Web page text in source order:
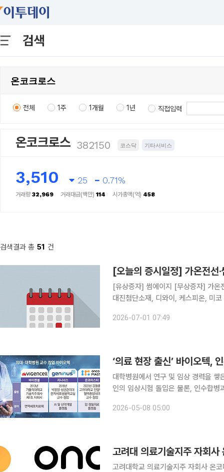
검색
전체 1주 1개월 1년 직접입력
온코크로스 382150 코스닥 기타서비스
3,510 25 0.71%
거래량32,969 거래대금(백만) 114 시가총액(억) 458
검색결과 총 51 건
[오늘의 증시일정] 가온전선·
[유상증자] 썸에이지 [무상증자] 가
대진첨단소재, 디와이, 케스피온, 미
2026-07-01 07:49
‘의료 현장 출신’ 바이오텍,
대학병원에서 연구 및 임상 경력을
인의 임상시험 돌입은 물론, 인수합병
트바이오메디컬 등 의과대학·대학병
2026-05-08 05:00
고려대 의료기술지주 자회
고려대학교 의료기술지주 자회사 온